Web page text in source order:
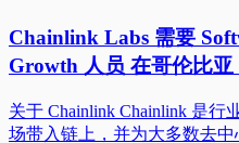
Chainlink Labs 需要
Growth 人员 在哥伦比
关于 Chainlink Chainlink 是
场带入链上，并为大多数去中